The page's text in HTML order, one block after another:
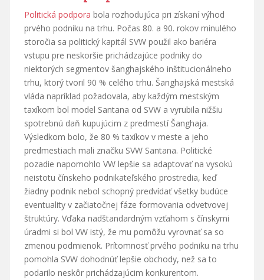
Politická podpora bola rozhodujúca pri získaní výhod
prvého podniku na trhu. Počas 80. a 90. rokov minulého
storočia sa politický kapitál SVW použil ako bariéra
vstupu pre neskoršie prichádzajúce podniky do
niektorých segmentov šanghajského inštitucionálneho
trhu, ktorý tvoril 90 % celého trhu. Šanghajská mestská
vláda napríklad požadovala, aby každým mestským
taxíkom bol model Santana od SVW a vyrubila nižšiu
spotrebnú daň kupujúcim z predmestí Šanghaja.
Výsledkom bolo, že 80 % taxíkov v meste a jeho
predmestiach mali značku SVW Santana. Politické
pozadie napomohlo VW lepšie sa adaptovať na vysokú
neistotu čínskeho podnikateľského prostredia, keď
žiadny podnik nebol schopný predvídať všetky budúce
eventuality v začiatočnej fáze formovania odvetvovej
štruktúry. Vďaka nadštandardným vzťahom s čínskymi
úradmi si bol VW istý, že mu pomôžu vyrovnať sa so
zmenou podmienok. Prítomnosť prvého podniku na trhu
pomohla SVW dohodnúť lepšie obchody, než sa to
podarilo neskôr prichádzajúcim konkurentom.